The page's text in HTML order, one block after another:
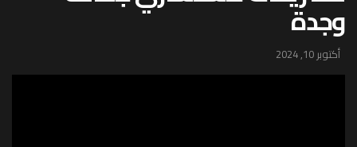
وجدة
أكتوبر 10, 2024